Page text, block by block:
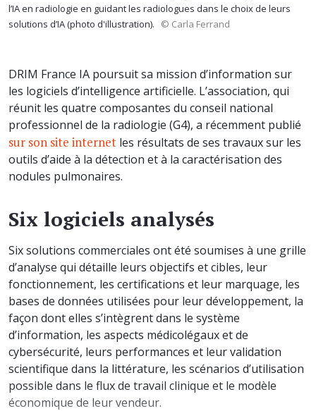
l’IA en radiologie en guidant les radiologues dans le choix de leurs
solutions d’IA (photo d'illustration).
© Carla Ferrand
DRIM France IA poursuit sa mission d’information sur
les logiciels d’intelligence artificielle. L’association, qui
réunit les quatre composantes du conseil national
professionnel de la radiologie (G4), a récemment publié
sur son site internet les résultats de ses travaux sur les
outils d’aide à la détection et à la caractérisation des
nodules pulmonaires.
Six logiciels analysés
Six solutions commerciales ont été soumises à une grille
d’analyse qui détaille leurs objectifs et cibles, leur
fonctionnement, les certifications et leur marquage, les
bases de données utilisées pour leur développement, la
façon dont elles s’intègrent dans le système
d’information, les aspects médicolégaux et de
cybersécurité, leurs performances et leur validation
scientifique dans la littérature, les scénarios d’utilisation
possible dans le flux de travail clinique et le modèle
économique de leur vendeur.